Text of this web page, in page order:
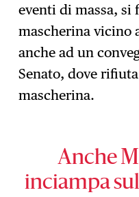
eventi di massa, si
mascherina vicino
anche ad un
Senato, dove
mascherina.
Anche
inciampa